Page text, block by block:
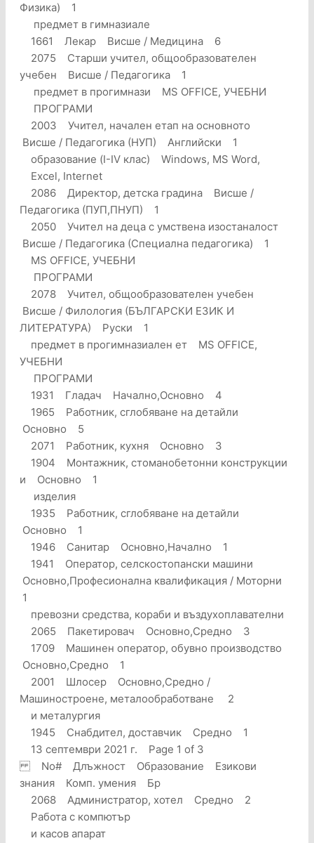
Физика) 1
предмет в гимназиале
1661 Лекар Висше / Медицина 6
2075 Старши учител, общообразователен
учебен Висше / Педагогика 1
предмет в прогимнази MS OFFICE, УЧЕБНИ
ПРОГРАМИ
2003 Учител, начален етап на основното
Висше / Педагогика (НУП) Английски 1
образование (I-IV клас) Windows, MS Word,
Excel, Internet
2086 Директор, детска градина Висше /
Педагогика (ПУП,ПНУП) 1
2050 Учител на деца с умствена изостаналост
Висше / Педагогика (Специална педагогика) 1
MS OFFICE, УЧЕБНИ
ПРОГРАМИ
2078 Учител, общообразователен учебен
Висше / Филология (БЪЛГАРСКИ ЕЗИК И
ЛИТЕРАТУРА) Руски 1
предмет в прогимназиален ет MS OFFICE,
УЧЕБНИ
ПРОГРАМИ
1931 Гладач Начално,Основно 4
1965 Работник, сглобяване на детайли
Основно 5
2071 Работник, кухня Основно 3
1904 Монтажник, стоманобетонни конструкции
и Основно 1
изделия
1935 Работник, сглобяване на детайли
Основно 1
1946 Санитар Основно,Начално 1
1941 Оператор, селскостопански машини
Основно,Професионална квалификация / Моторни
1
превозни средства, кораби и въздухоплавателни
2065 Пакетировач Основно,Средно 3
1709 Машинен оператор, обувно производство
Основно,Средно 1
2001 Шлосер Основно,Средно /
Машиностроене, металообработване 2
и металургия
1945 Снабдител, доставчик Средно 1
13 септември 2021 г. Page 1 of 3
No# Длъжност Образование Езикови
знания Комп. умения Бр
2068 Администратор, хотел Средно 2
Работа с компютър
и касов апарат